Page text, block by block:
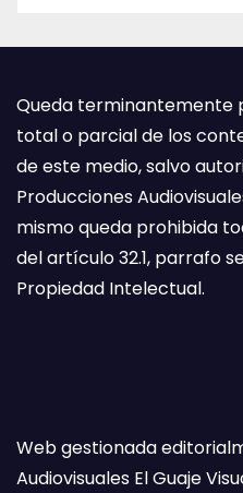
Queda terminantemente
total o parcial de los
de este medio, salvo
Producciones
mismo queda prohibida
del artículo 32.1, parrafo
Propiedad Intelectual.
Web gestionada
Audiovisuales El Guaje